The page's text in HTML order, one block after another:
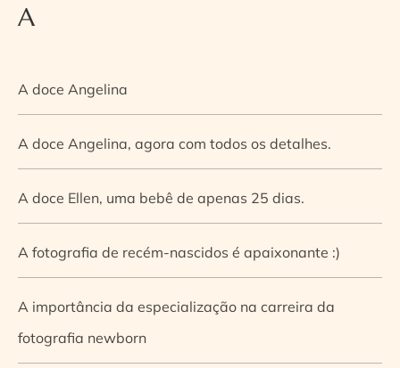
A
A doce Angelina
A doce Angelina, agora com todos os detalhes.
A doce Ellen, uma bebê de apenas 25 dias.
A fotografia de recém-nascidos é apaixonante :)
A importância da especialização na carreira da
fotografia newborn